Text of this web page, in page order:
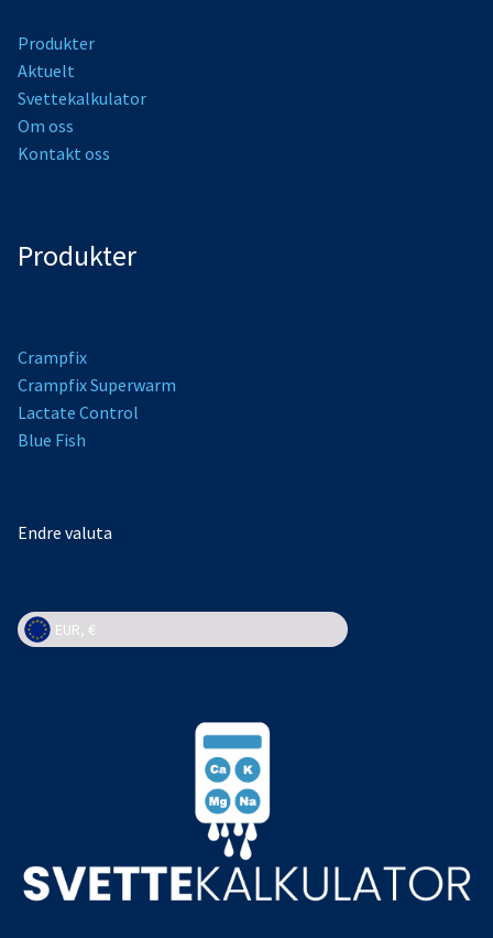
Produkter
Aktuelt
Svettekalkulator
Om oss
Kontakt oss
Produkter
Crampfix
Crampfix Superwarm
L actate Control
Blue Fish
Endre valuta
EUR, €
EUR, €